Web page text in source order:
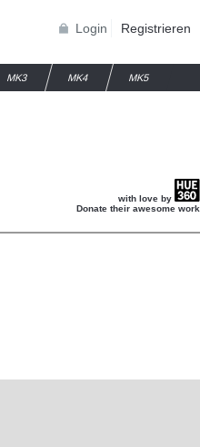
Login Registrieren
MK3 MK4 MK5
with love by
Donate their awesome work